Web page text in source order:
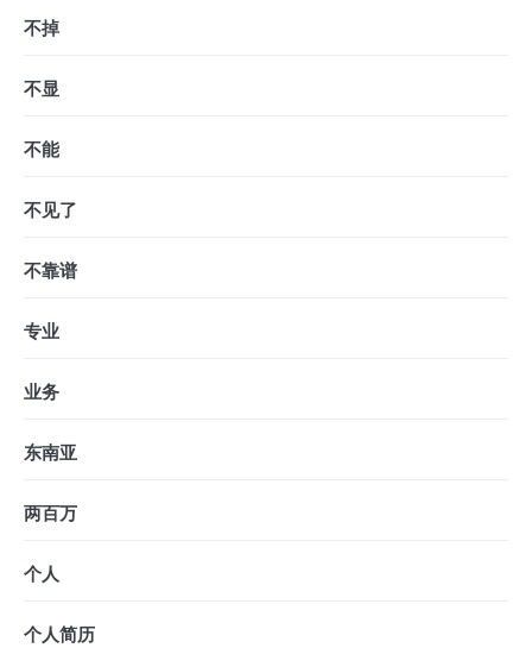
不掉
不显
不能
不见了
不靠谱
专业
业务
东南亚
两百万
个人
个人简历